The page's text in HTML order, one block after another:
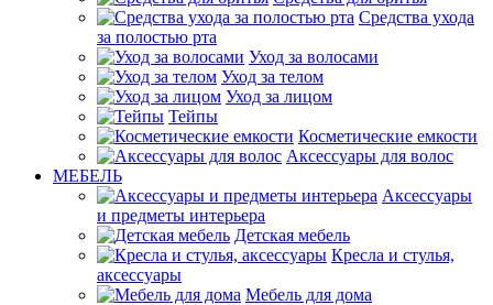
Средства ухода
за полостью рта
Уход за волосами
Уход за телом
Уход за лицом
Тейпы
Косметические емкости
Аксессуары для волос
МЕБЕЛЬ
Аксессуары
и предметы интерьера
Детская мебель
Кресла и стулья,
аксессуары
Мебель для дома